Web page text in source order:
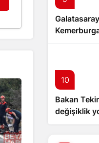
10
Bakan
değişiklik